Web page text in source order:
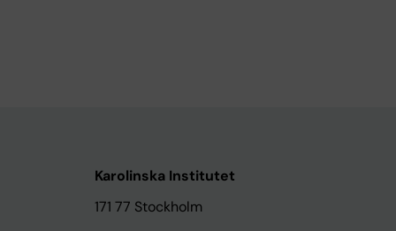
Karolinska Institutet
171 77 Stockholm